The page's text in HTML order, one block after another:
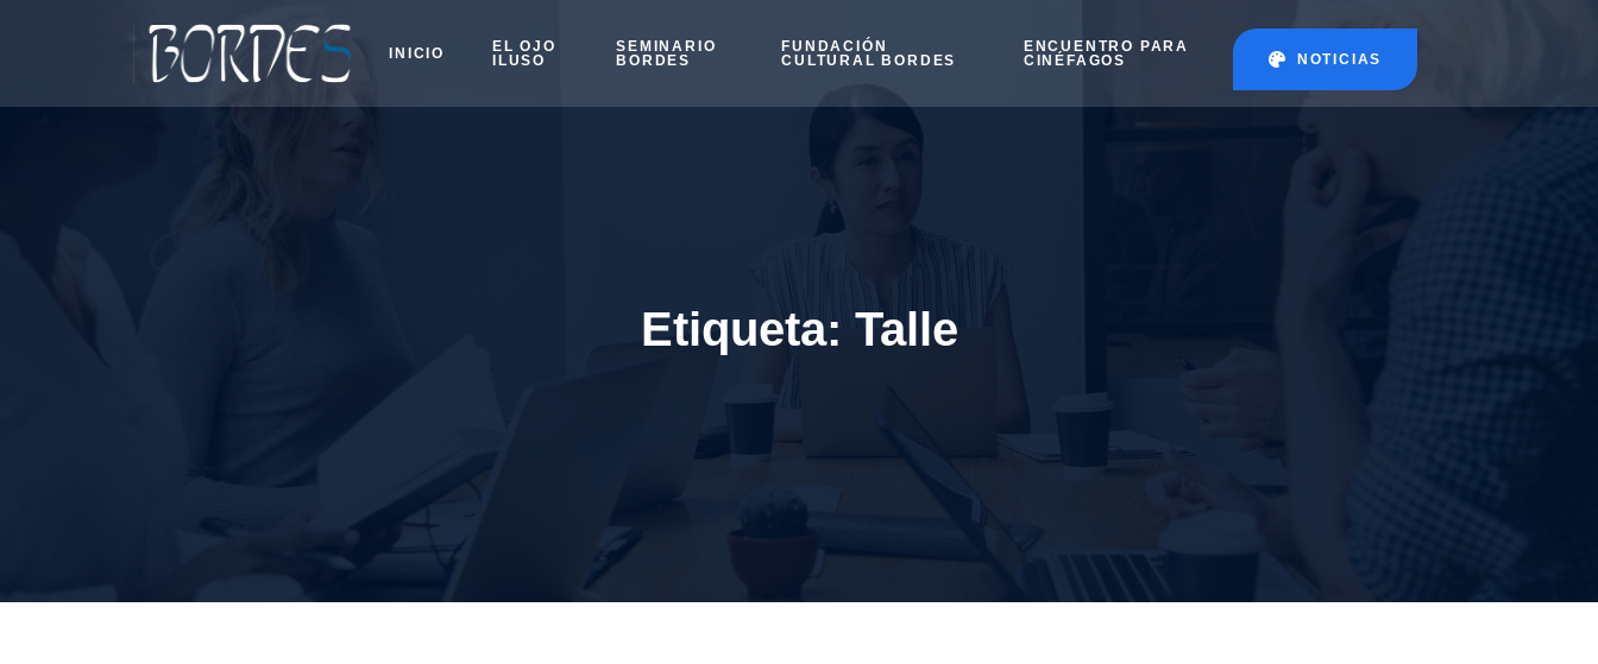
INICIO
EL OJO
ILUSO
SEMINARIO
BORDES
FUNDACIÓN
CULTURAL BORDES
ENCUENTRO PARA
CINÉFAGOS
NOTICIAS
Etiqueta: Talle